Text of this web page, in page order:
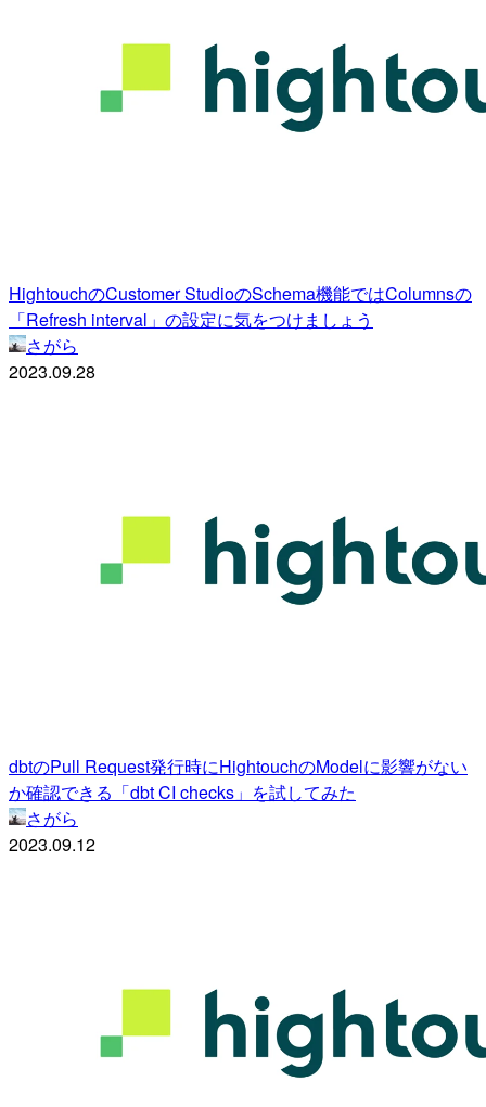
HightouchのCustomer StudioのSchema機能ではColumnsの
「Refresh interval」の設定に気をつけましょう
さがら
2023.09.28
dbtのPull Request発行時にHightouchのModelに影響がない
か確認できる「dbt CI checks」を試してみた
さがら
2023.09.12